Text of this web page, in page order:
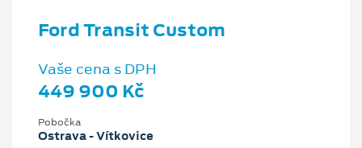
Ford Transit Custom
Vaše cena s DPH
449 900 Kč
Pobočka
Ostrava - Vítkovice